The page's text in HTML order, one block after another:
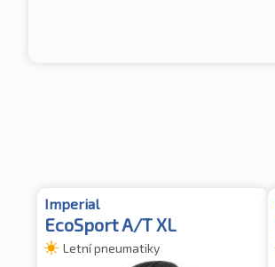
Imperial
EcoSport A/T XL
Letní pneumatiky